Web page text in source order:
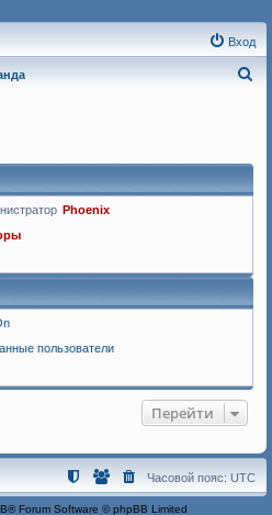
Вход
Phoenix
пользователи
Перейти
Часовой пояс: UTC
® Forum Software © phpBB Limited